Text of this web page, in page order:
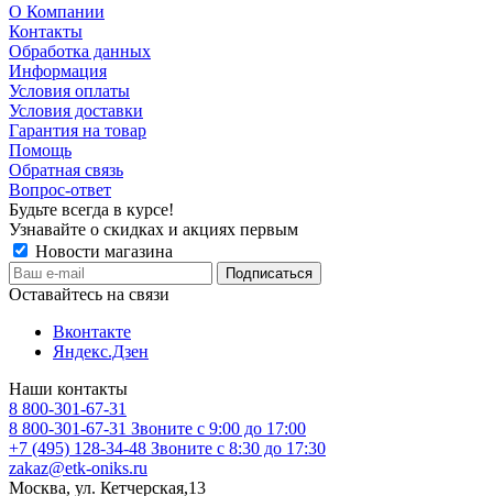
О Компании
Контакты
Обработка данных
Информация
Условия оплаты
Условия доставки
Гарантия на товар
Помощь
Обратная связь
Вопрос-ответ
Будьте всегда в курсе!
Узнавайте о скидках и акциях первым
Новости магазина
Оставайтесь на связи
Вконтакте
Яндекс.Дзен
Наши контакты
8 800-301-67-31
8 800-301-67-31 Звоните с 9:00 до 17:00
+7 (495) 128-34-48 Звоните с 8:30 до 17:30
zakaz@etk-oniks.ru
Москва, ул. Кетчерская,13